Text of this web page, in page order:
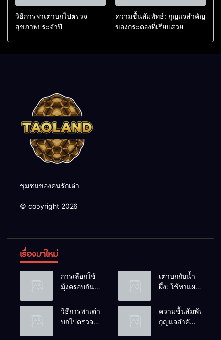
วิธีการพาเต่าบกไปตรวจ
สุขภาพประจำปี
ความชื้นสัมพัทธ์: กุญแจสำคัญ
ของกระดองที่เรียบสวย
ชุมชนของคนรักเต่า
© copyright 2026
เรื่องมาใหม่
การเลือกใช้
มุ้งครอบกัน
วางไข่ในคอก
เต่า
เต่าบกกับน้ำ
ผึ้ง: ใช้ทาแผล
ดื่มได้ไหม?
วิธีการพาเต่า
บกไปตรวจ
ความชื้นสัมพัทธ์:
กุญแจสำคัญ